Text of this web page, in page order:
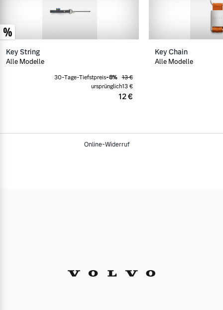
Key String
Alle Modelle
12 €
30-Tage-Tiefstpreis-8%
13 €
ursprünglich13 €
Key Chain
Alle Modelle
Online-Widerruf